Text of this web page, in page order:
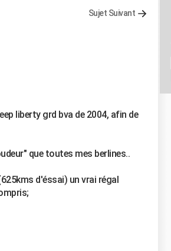
Sujet Suivant
liberty grd bva de 2004, afin de
que toutes mes berlines..
d'éssai) un vrai régal